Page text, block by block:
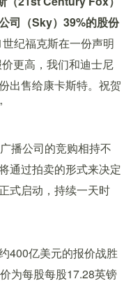
司（Sky）39%的股份
纪福克斯在一份声明
更高，我们和迪士尼
出售给康卡斯特。祝贺
播公司的竞购相持不
通过拍卖的形式来决定
式启动，持续一天时
400亿美元的报价战胜
为每股每股17.28英镑